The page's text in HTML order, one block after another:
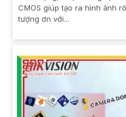
CMOS giúp tạo ra hình ảnh
tượng ơn với...